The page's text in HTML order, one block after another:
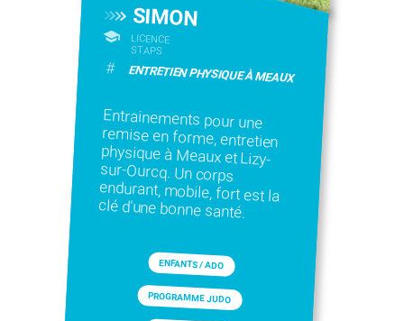
SIMON
LICENCE
STAPS
# ENTRETIEN PHYSIQUE À MEAUX
Entrainements pour une
remise en forme, entretien
physique à Meaux et Lizy-
sur-Ourcq. Un corps
endurant, mobile, fort est la
clé d'une bonne santé.
ENFANTS / ADO
PROGRAMME JUDO